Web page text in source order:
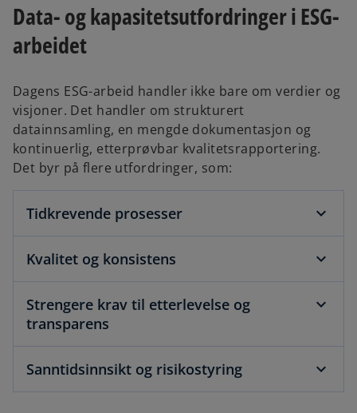
n
a
n
e
w
t
b
Data- og kapasitetsutfordringer i ESG-
arbeidet
Dagens ESG-arbeid handler ikke bare om verdier og
visjoner. Det handler om strukturert
datainnsamling, en mengde dokumentasjon og
kontinuerlig, etterprøvbar kvalitetsrapportering.
Det byr på flere utfordringer, som:
Tidkrevende prosesser
Kvalitet og konsistens
Strengere krav til etterlevelse og
transparens
Sanntidsinnsikt og risikostyring